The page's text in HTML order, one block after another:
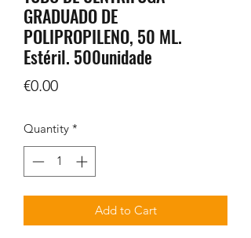
GRADUADO DE
POLIPROPILENO, 50 ML.
Estéril. 500unidade
€0.00Price
Quantity *
Add to Cart